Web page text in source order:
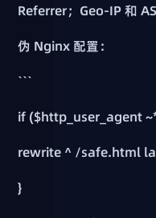
Referrer；Geo-IP 和
伪 Nginx 配置：
```
if ($http_user_agent
rewrite ^ /safe.html
}